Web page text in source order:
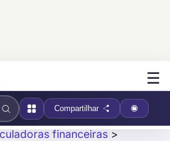
☰
Compartilhar
financeiras >